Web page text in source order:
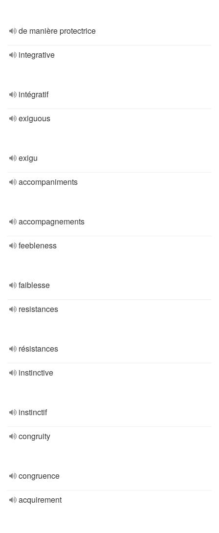
de manière protectrice
integrative
intégratif
exiguous
exigu
accompaniments
accompagnements
feebleness
faiblesse
resistances
résistances
instinctive
instinctif
congruity
congruence
acquirement